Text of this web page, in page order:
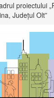
proiectului
Județul Olt”